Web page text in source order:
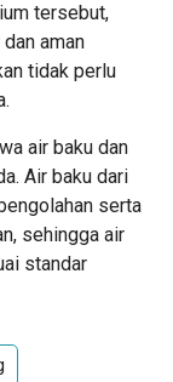
tersebut,
aman
tidak perlu
air baku dan
Air baku dari
serta
sehingga air
standar